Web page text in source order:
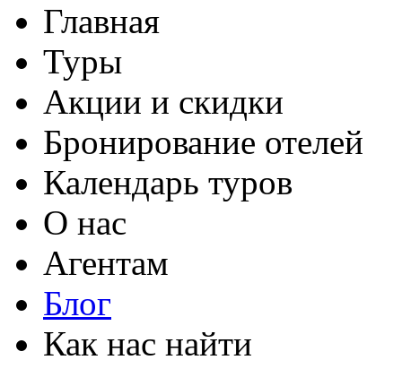
Главная
Туры
Акции и скидки
Бронирование отелей
Календарь туров
О нас
Агентам
Блог
Как нас найти